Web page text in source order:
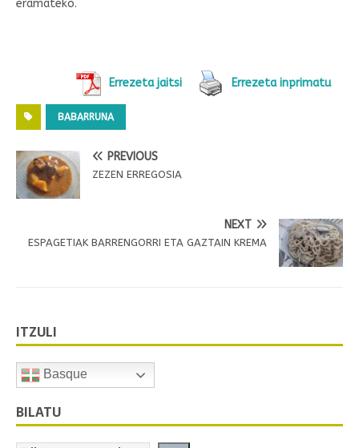
eramateko.
Errezeta jaitsi Errezeta inprimatu
BABARRUNA
PREVIOUS
ZEZEN ERREGOSIA
NEXT
ESPAGETIAK BARRENGORRI ETA GAZTAIN KREMA
ITZULI
Basque
BILATU